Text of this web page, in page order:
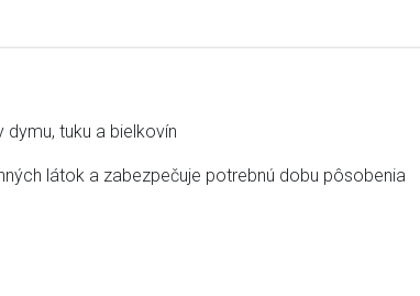
tuku a bielkovín
látok a zabezpečuje potrebnú dobu pôsobenia